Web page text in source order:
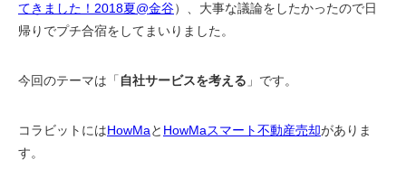
てきました！2018夏@金谷）、大事な議論をしたかったので日
帰りでプチ合宿をしてまいりました。
今回のテーマは「 自社サービスを考える 」です。
コラビットにはHowMaと HowMaスマート不動産売却がありま
す。